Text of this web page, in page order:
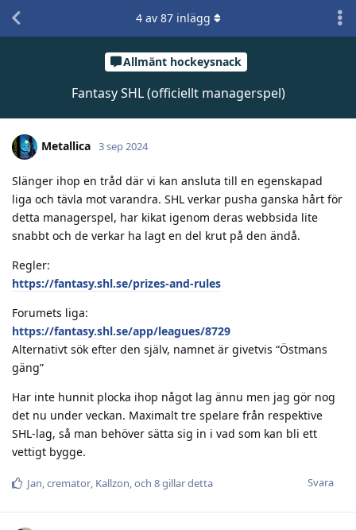
Allmänt hockeysnack
Fantasy SHL (officiellt managerspel)
4av 87inlägg
Metallica 3 sep 2024
Slänger ihop en tråd där vi kan ansluta till en egenskapad
liga och tävla mot varandra. SHL verkar pusha ganska hårt för
detta managerspel, har kikat igenom deras webbsida lite
snabbt och de verkar ha lagt en del krut på den ändå.
Regler:
https://fantasy.shl.se/prizes-and-rules
Forumets liga:
https://fantasy.shl.se/app/leagues/8729
Alternativt sök efter den själv, namnet är givetvis “Östmans
gäng”
Har inte hunnit plocka ihop något lag ännu men jag gör nog
det nu under veckan. Maximalt tre spelare från respektive
SHL-lag, så man behöver sätta sig in i vad som kan bli ett
vettigt bygge.
Svara
Jan,cremator, Kallzon, och 8gillar detta